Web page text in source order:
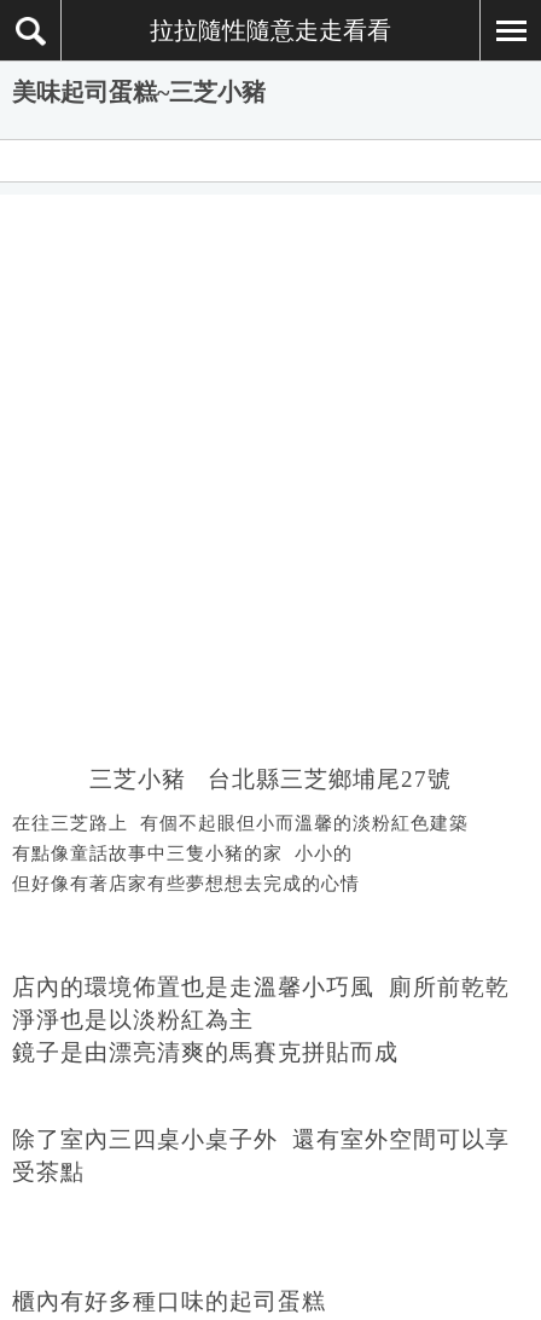
拉拉隨性隨意走走看看
美味起司蛋糕~三芝小豬
三芝小豬 台北縣三芝鄉埔尾27號
在往三芝路上 有個不起眼但小而溫馨的淡粉紅色建築
有點像童話故事中三隻小豬的家 小小的
但好像有著店家有些夢想想去完成的心情
店內的環境佈置也是走溫馨小巧風 廁所前乾乾
淨淨也是以淡粉紅為主
鏡子是由漂亮清爽的馬賽克拼貼而成
除了室內三四桌小桌子外 還有室外空間可以享
受茶點
櫃內有好多種口味的起司蛋糕